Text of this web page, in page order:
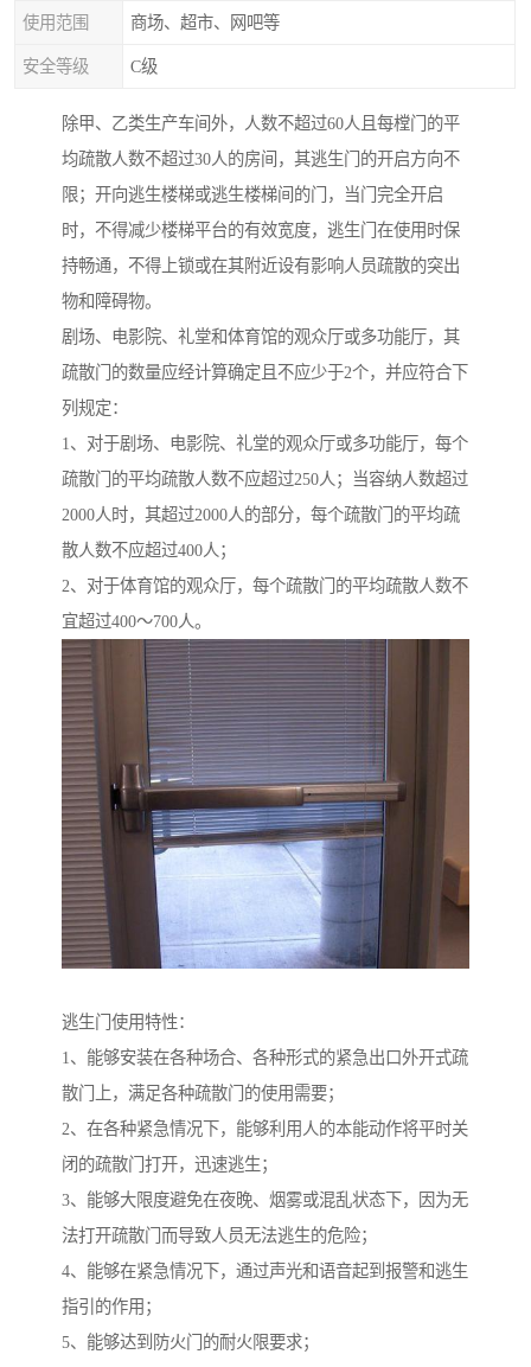
使用范围 商场、超市、网吧等
安全等级 C级
除甲、乙类生产车间外，人数不超过60人且每樘门的平
均疏散人数不超过30人的房间，其逃生门的开启方向不
限；开向逃生楼梯或逃生楼梯间的门，当门完全开启
时，不得减少楼梯平台的有效宽度，逃生门在使用时保
持畅通，不得上锁或在其附近设有影响人员疏散的突出
物和障碍物。
剧场、电影院、礼堂和体育馆的观众厅或多功能厅，其
疏散门的数量应经计算确定且不应少于2个，并应符合下
列规定：
1、对于剧场、电影院、礼堂的观众厅或多功能厅，每个
疏散门的平均疏散人数不应超过250人；当容纳人数超过
2000人时，其超过2000人的部分，每个疏散门的平均疏
散人数不应超过400人；
2、对于体育馆的观众厅，每个疏散门的平均疏散人数不
宜超过400～700人。
逃生门使用特性：
1、能够安装在各种场合、各种形式的紧急出口外开式疏
散门上，满足各种疏散门的使用需要；
2、在各种紧急情况下，能够利用人的本能动作将平时关
闭的疏散门打开，迅速逃生；
3、能够大限度避免在夜晚、烟雾或混乱状态下，因为无
法打开疏散门而导致人员无法逃生的危险；
4、能够在紧急情况下，通过声光和语音起到报警和逃生
指引的作用；
5、能够达到防火门的耐火限要求；